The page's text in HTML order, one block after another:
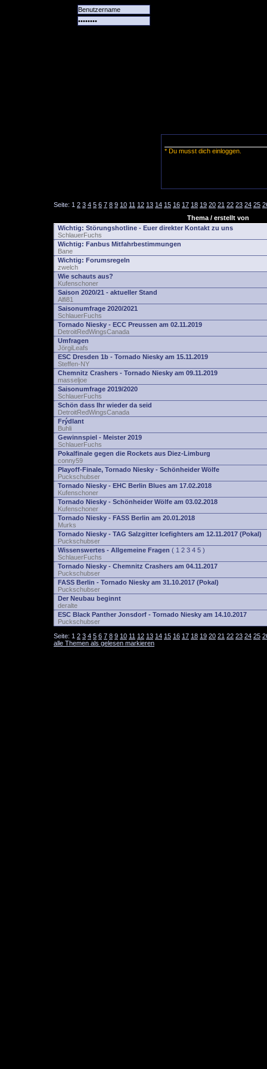
* Du musst dich einloggen.
Seite: 1 2 3 4 5 6 7 8 9 10 11 12 13 14 15 16 17 18 19 20 21 22 23 24 25
Thema / erstellt von
Wichtig: Störungshotline - Euer direkter Kontakt zu uns
SchlauerFuchs
Wichtig: Fanbus Mitfahrbestimmungen
Bane
Wichtig: Forumsregeln
zwelch
Wie schauts aus?
Kufenschoner
Saison 2020/21 - aktueller Stand
Alfi81
Saisonumfrage 2020/2021
SchlauerFuchs
Tornado Niesky - ECC Preussen am 02.11.2019
DetroitRedWingsCanada
Umfragen
JörgiLeafs
ESC Dresden 1b - Tornado Niesky am 15.11.2019
Steffen-NY
Chemnitz Crashers - Tornado Niesky am 09.11.2019
masseljoe
Saisonumfrage 2019/2020
SchlauerFuchs
Schön dass Ihr wieder da seid
DetroitRedWingsCanada
Frýdlant
Buhli
Gewinnspiel - Meister 2019
SchlauerFuchs
Pokalfinale gegen die Rockets aus Diez-Limburg
conny59
Playoff-Finale, Tornado Niesky - Schönheider Wölfe
Puckschubser
Tornado Niesky - EHC Berlin Blues am 17.02.2018
Kufenschoner
Tornado Niesky - Schönheider Wölfe am 03.02.2018
Kufenschoner
Tornado Niesky - FASS Berlin am 20.01.2018
Murks
Tornado Niesky - TAG Salzgitter Icefighters am 12.11.2017 (Pokal)
Puckschubser
Wissenswertes - Allgemeine Fragen ( 1 2 3 4 5 )
SchlauerFuchs
Tornado Niesky - Chemnitz Crashers am 04.11.2017
Puckschubser
FASS Berlin - Tornado Niesky am 31.10.2017 (Pokal)
Puckschubser
Der Neubau beginnt
deralte
ESC Black Panther Jonsdorf - Tornado Niesky am 14.10.2017
Puckschubser
Seite: 1 2 3 4 5 6 7 8 9 10 11 12 13 14 15 16 17 18 19 20 21 22 23 24 25
alle Themen als gelesen markieren